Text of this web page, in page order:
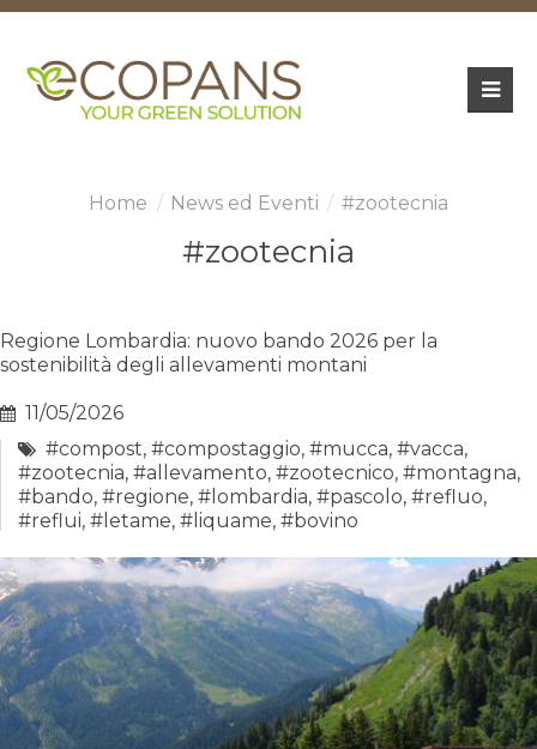
News ed Eventi #zootecnia
#zootecnia
Regione Lombardia: nuovo bando 2026 per la
sostenibilità degli allevamenti montani
11/05/2026
#compost,#compostaggio,#mucca,#vacca,
#zootecnia, #allevamento, #zootecnico, #montagna,
#bando, #regione, #lombardia, #pascolo, #refluo,
#reflui, #letame, #liquame, #bovino